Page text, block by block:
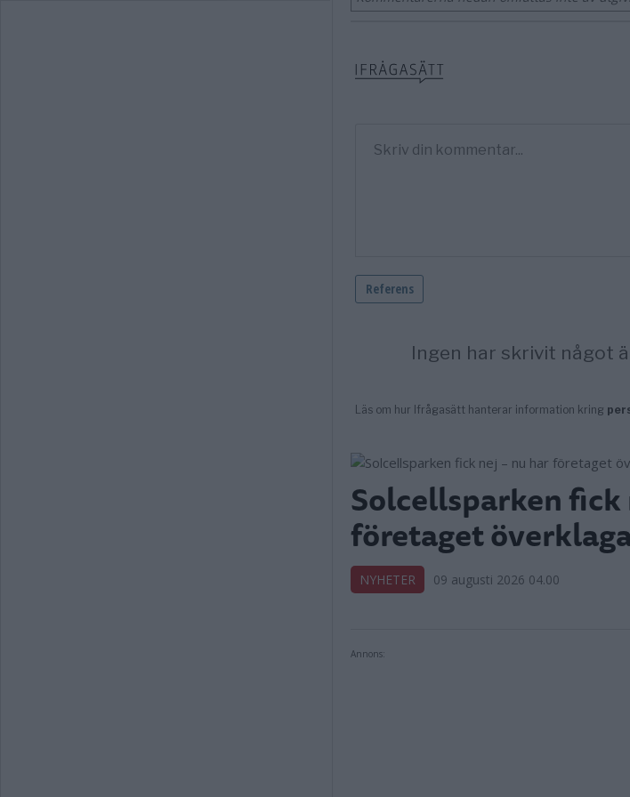
Solcellsparken fick
företaget
NYHETER 09 augusti 2026 04.00
Annons: